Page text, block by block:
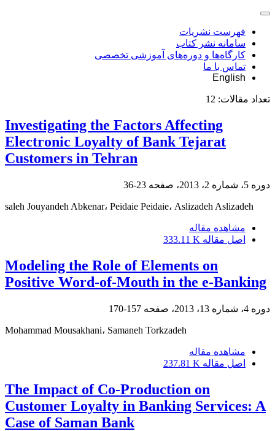
فهرست نشریات
سامانه نشر کتاب
کارگاه‌ها و دوره‌های آموزشی تخصصی
تماس با ما
English
تعداد مقالات: 12
Investigating the Factors Affecting
Electronic Loyalty of Bank Tejarat
Customers in Tehran
دوره 5، شماره 2، 2013، صفحه 23-36
saleh Jouyandeh Abkenar، Peidaie Peidaie، Aslizadeh Aslizadeh
مشاهده مقاله
اصل مقاله 333.11 K
Modeling the Role of Elements on
Positive Word-of-Mouth in the e-Banking
دوره 4، شماره 13، 2013، صفحه 157-170
Mohammad Mousakhani، Samaneh Torkzadeh
مشاهده مقاله
اصل مقاله 237.81 K
The Impact of Co-Production on
Customer Loyalty in Banking Services: A
Case of Saman Bank